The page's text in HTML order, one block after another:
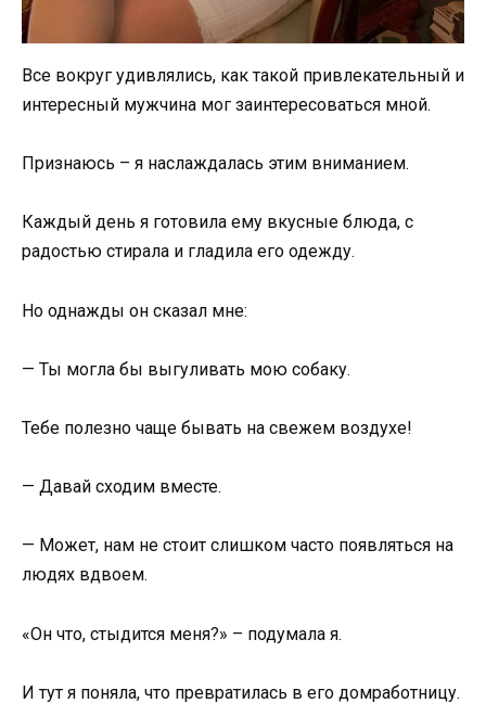
Все вокруг удивлялись, как такой привлекательный и
интересный мужчина мог заинтересоваться мной.
Признаюсь – я наслаждалась этим вниманием.
Каждый день я готовила ему вкусные блюда, с
радостью стирала и гладила его одежду.
Но однажды он сказал мне:
— Ты могла бы выгуливать мою собаку.
Тебе полезно чаще бывать на свежем воздухе!
— Давай сходим вместе.
— Может, нам не стоит слишком часто появляться на
людях вдвоем.
«Он что, стыдится меня?» – подумала я.
И тут я поняла, что превратилась в его домработницу.